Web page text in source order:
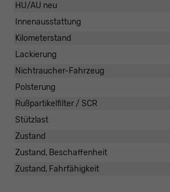
HU/AU neu
Innenausstattung
Kilometerstand
Lackierung
Nichtraucher-Fahrzeug
Polsterung
Rußpartikelfilter / SCR
Stützlast
Zustand
Zustand, Beschaffenheit
Zustand, Fahrfähigkeit